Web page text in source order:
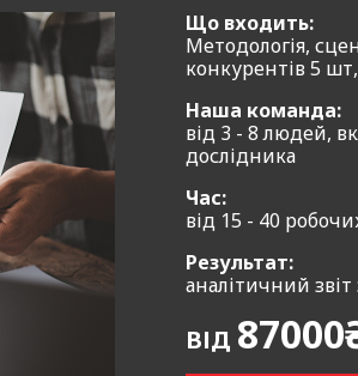
для отримання детальної
аналітики від агенції — це ясність
аналіз ніші:
трендів, аналіз запитів
Дослідження конкурентів, їхніх
щодо найбільш
Що входить:
Методологія,
конкурентів 5
Наша команда:
від 3 - 8 людей,
дослідника
Час:
від 15 - 40
Результат:
аналітичний
ВІД